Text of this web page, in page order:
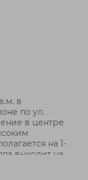
в
по ул.
в центре
на 1-
выходит на